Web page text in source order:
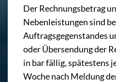
Der Rechnungsbetrag
Nebenleistungen sind
Auftragsgegenstandes
oder Übersendung der
in bar fällig, spätestens
Woche nach Meldung